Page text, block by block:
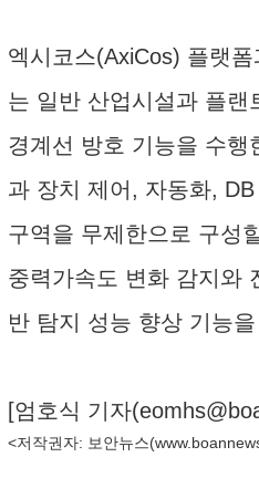
엑시코스(AxiCos) 플랫
는 일반 산업시설과 플랜
경계선 방호 기능을 수행
과 장치 제어, 자동화,
구역을 무제한으로 구성
중력가속도 변화 감지와
반 탐지 성능 향상 기능
[엄호식 기자(
<저작권자: 보안뉴스(